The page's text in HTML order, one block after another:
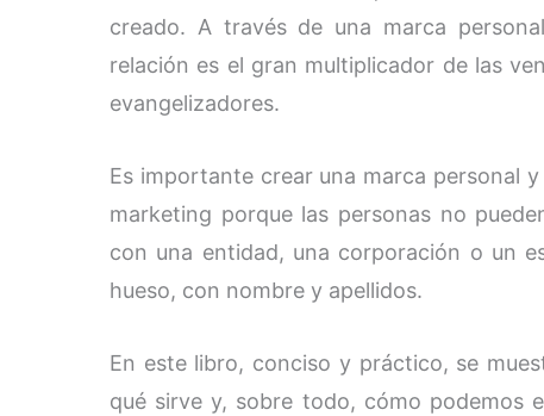
creado. A través de una marca
relación es el gran multiplicador de las
evangelizadores.
Es importante crear una marca personal
marketing porque las personas no
con una entidad, una corporación o un
hueso, con nombre y apellidos.
En este libro, conciso y práctico, se
qué sirve y, sobre todo, cómo podemos